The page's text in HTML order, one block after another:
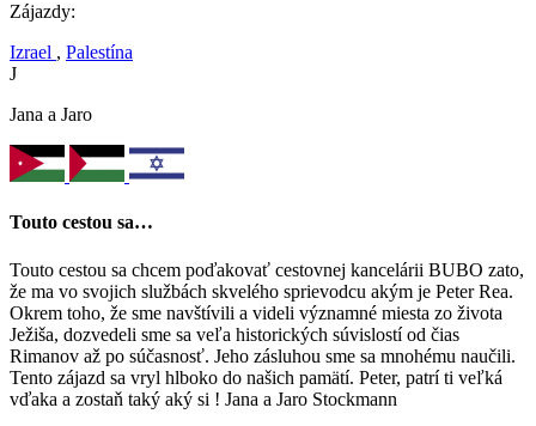
Zájazdy:
Izrael , Palestína
J
Jana a Jaro
Touto cestou sa…
Touto cestou sa chcem poďakovať cestovnej kancelárii BUBO zato,
že ma vo svojich službách skvelého sprievodcu akým je Peter Rea.
Okrem toho, že sme navštívili a videli významné miesta zo života
Ježiša, dozvedeli sme sa veľa historických súvislostí od čias
Rimanov až po súčasnosť. Jeho zásluhou sme sa mnohému naučili.
Tento zájazd sa vryl hlboko do našich pamätí. Peter, patrí ti veľká
vďaka a zostaň taký aký si ! Jana a Jaro Stockmann